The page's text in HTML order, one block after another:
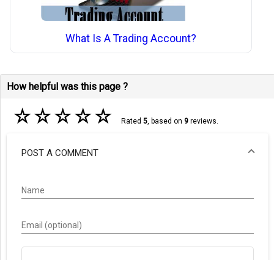
What Is A Trading Account?
How helpful was this page ?
☆☆☆☆☆ Rated 5, based on 9reviews.
POST A COMMENT
Name
Email (optional)